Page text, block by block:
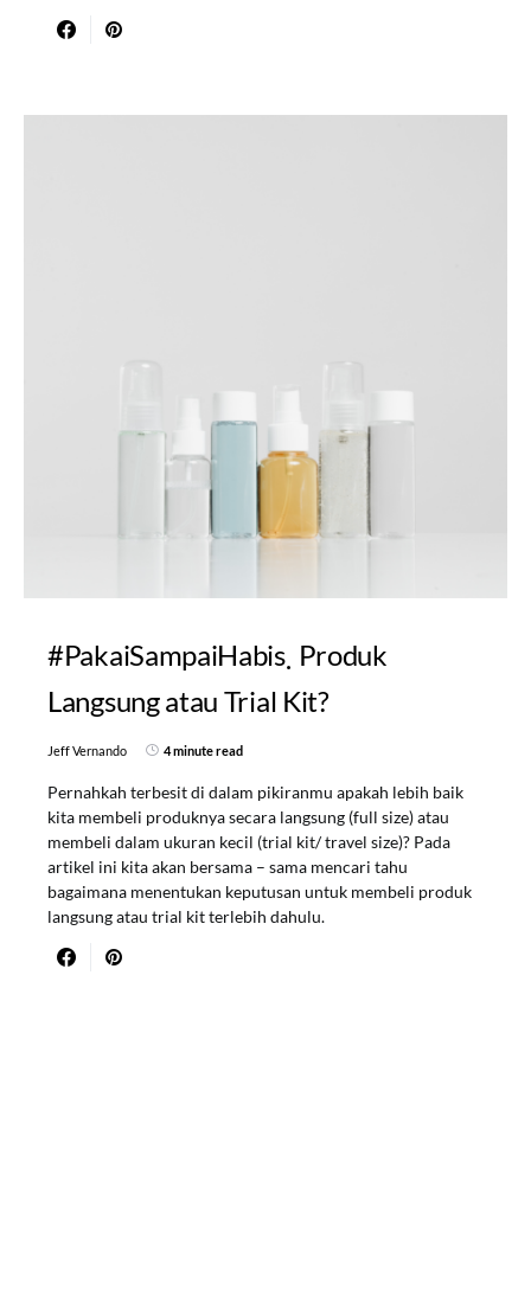
#PakaiSampaiHabis Produk
Langsung atau Trial Kit?
Jeff Vernando 4 minute read
Pernahkah terbesit di dalam pikiranmu apakah lebih baik
kita membeli produknya secara langsung (full size) atau
membeli dalam ukuran kecil (trial kit/ travel size)? Pada
artikel ini kita akan bersama – sama mencari tahu
bagaimana menentukan keputusan untuk membeli produk
langsung atau trial kit terlebih dahulu.